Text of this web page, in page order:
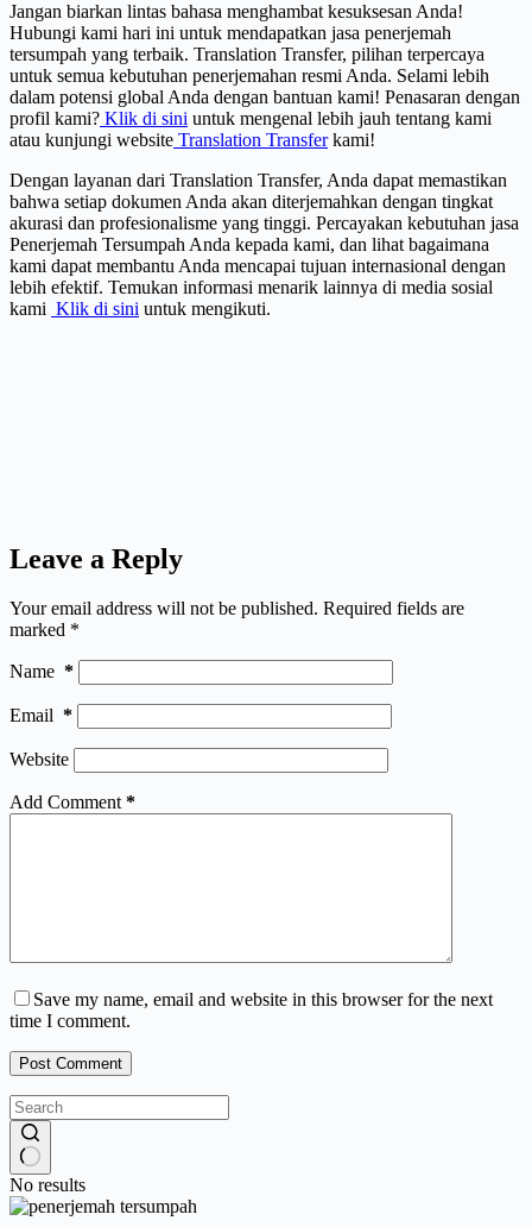
Jangan biarkan lintas bahasa menghambat kesuksesan Anda!
Hubungi kami hari ini untuk mendapatkan jasa penerjemah
tersumpah yang terbaik. Translation Transfer, pilihan terpercaya
untuk semua kebutuhan penerjemahan resmi Anda. Selami lebih
dalam potensi global Anda dengan bantuan kami! Penasaran dengan
profil kami? Klik di sini untuk mengenal lebih jauh tentang kami
atau kunjungi website Translation Transferkami!
Dengan layanan dari Translation Transfer, Anda dapat memastikan
bahwa setiap dokumen Anda akan diterjemahkan dengan tingkat
akurasi dan profesionalisme yang tinggi. Percayakan kebutuhan jasa
Penerjemah Tersumpah Anda kepada kami, dan lihat bagaimana
kami dapat membantu Anda mencapai tujuan internasional dengan
lebih efektif. Temukan informasi menarik lainnya di media sosial
kami Klik di sini untuk mengikuti.
Leave a Reply
Your email address will not be published. Required fields are
marked *
Name *
Email *
Website
Add Comment*
Save my name, email and website in this browser for the next
time I comment.
Post Comment
No results